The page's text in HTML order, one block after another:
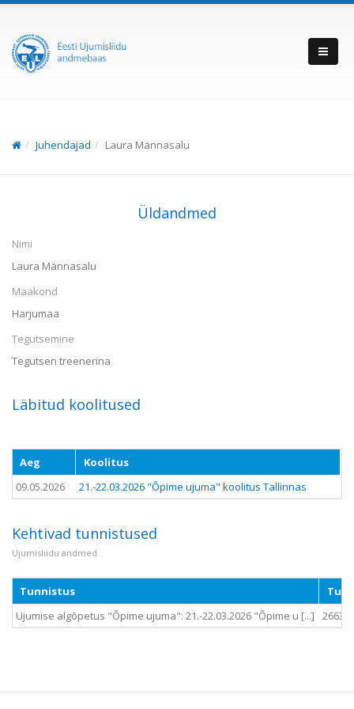
Juhendajad Laura Männasalu
Üldandmed
Nimi
Laura Männasalu
Maakond
Harjumaa
Tegutsemine
Tegutsen treenerina
Läbitud koolitused
Aeg
Koolitus
09.05.2026
21.-22.03.2026 "Õpime ujuma" koolitus Tallinnas
Kehtivad tunnistused
Ujumisliidu andmed
Tunnistus
Ujumise algõpetus "Õpime ujuma": 21.-22.03.2026 "Õpime u [...]
2663